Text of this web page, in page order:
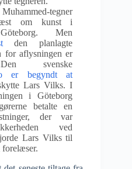
tegner
om kunst i
Men
den planlagte
for aflysningen er
svenske
er begyndt at
Lars Vilks. I
i Göteborg
betalte en
der var
ved
Lars Vilks til
forelæser.